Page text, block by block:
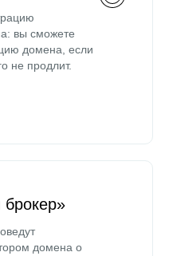
вы сможете
домена, если
не продлит.
домена о